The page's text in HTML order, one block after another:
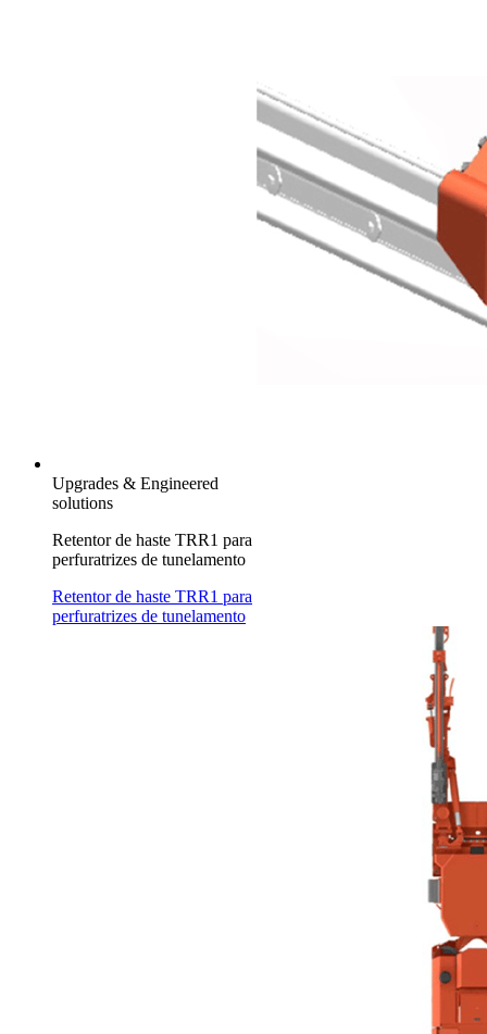
Upgrades & Engineered
solutions
Retentor de haste TRR1 para
perfuratrizes de tunelamento
Retentor de haste TRR1 para
perfuratrizes de tunelamento